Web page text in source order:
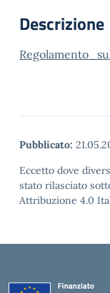
Descrizione
Pubblicato:
Eccetto dove
stato rilasciato
Attribuzione 4.0